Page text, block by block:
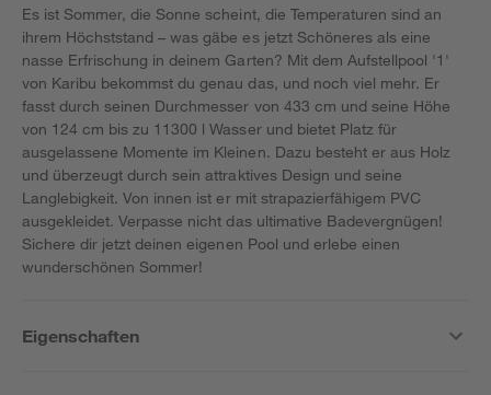
Es ist Sommer, die Sonne scheint, die Temperaturen sind an
ihrem Höchststand – was gäbe es jetzt Schöneres als eine
nasse Erfrischung in deinem Garten? Mit dem Aufstellpool '1'
von Karibu bekommst du genau das, und noch viel mehr. Er
fasst durch seinen Durchmesser von 433 cm und seine Höhe
von 124 cm bis zu 11300 l Wasser und bietet Platz für
ausgelassene Momente im Kleinen. Dazu besteht er aus Holz
und überzeugt durch sein attraktives Design und seine
Langlebigkeit. Von innen ist er mit strapazierfähigem PVC
ausgekleidet. Verpasse nicht das ultimative Badevergnügen!
Sichere dir jetzt deinen eigenen Pool und erlebe einen
wunderschönen Sommer!
Eigenschaften